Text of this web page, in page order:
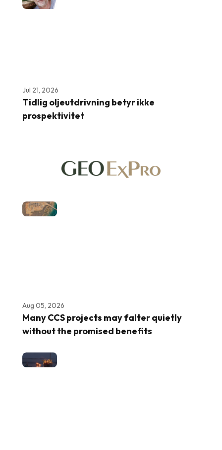
Jul 21, 2026
Tidlig oljeutdrivning betyr ikke
prospektivitet
Aug 05, 2026
Many CCS projects may falter quietly
without the promised benefits